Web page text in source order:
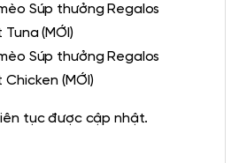
Súp thưởng Regalos
(MỚI)
Súp thưởng Regalos
(MỚI)
tục được cập nhật.